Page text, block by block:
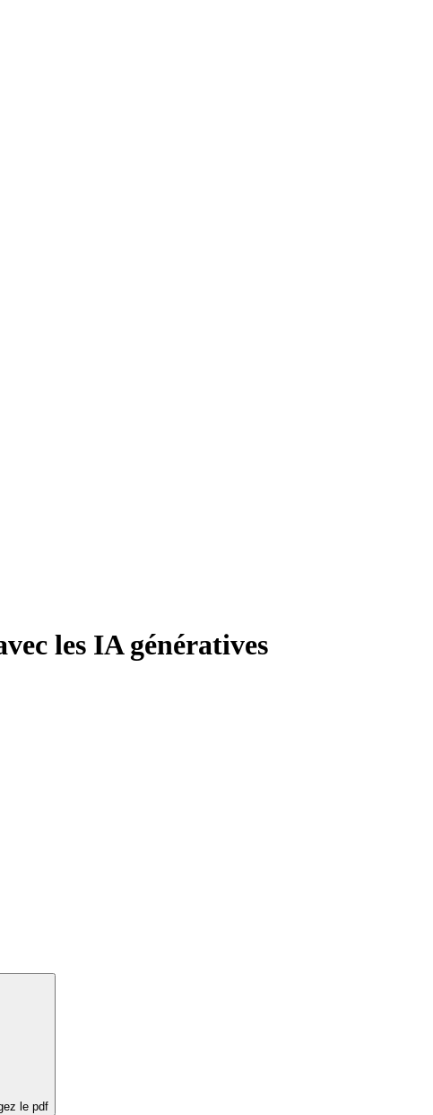
les IA génératives
le pdf